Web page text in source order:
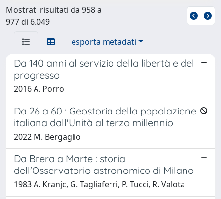
Mostrati risultati da 958 a
977 di 6.049
esporta metadati
Da 140 anni al servizio della libertà e del
progresso
2016 A. Porro
Da 26 a 60 : Geostoria della popolazione
italiana dall'Unità al terzo millennio
2022 M. Bergaglio
Da Brera a Marte : storia
dell'Osservatorio astronomico di Milano
1983 A. Kranjc, G. Tagliaferri, P. Tucci, R. Valota